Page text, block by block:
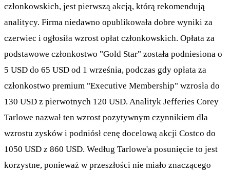
członkowskich, jest pierwszą akcją, którą rekomendują
analitycy. Firma niedawno opublikowała dobre wyniki za
czerwiec i ogłosiła wzrost opłat członkowskich. Opłata za
podstawowe członkostwo "Gold Star" została podniesiona o
5 USD do 65 USD od 1 września, podczas gdy opłata za
członkostwo premium "Executive Membership" wzrosła do
130 USD z pierwotnych 120 USD. Analityk Jefferies Corey
Tarlowe nazwał ten wzrost pozytywnym czynnikiem dla
wzrostu zysków i podniósł cenę docelową akcji Costco do
1050 USD z 860 USD. Według Tarlowe'a posunięcie to jest
korzystne, ponieważ w przeszłości nie miało znaczącego